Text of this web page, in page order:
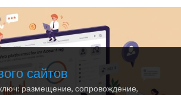
сайтов
размещение, сопровождение,